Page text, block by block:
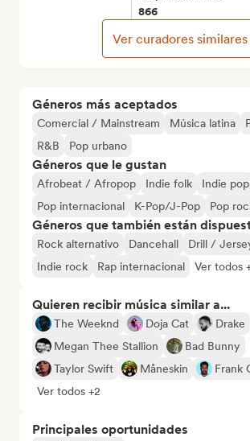
Géneros más aceptados
Comercial / Mainstream Música latina
R&B
Pop urbano
Géneros que le gustan
Afrobeat / Afropop Indie folk
Indie pop
Pop internacional
K-Pop/J-Pop Pop
Géneros que también están
Rock alternativo Dancehall Drill /
Indie rock
Rap internacional Ver todos
Quieren recibir música similar a...
The Weeknd Doja Cat
Drake
Megan Thee Stallion
Bad Bunny
Taylor Swift
Måneskin
Frank
Ver todos +2
Principales oportunidades
866
Ver curadores similares